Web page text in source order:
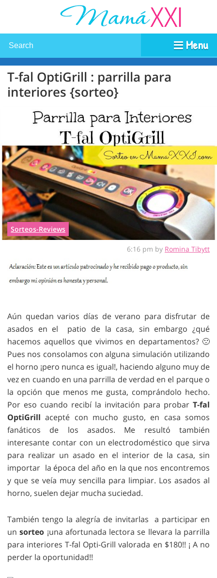
Menu
T-fal OptiGrill : parrilla para
interiores {sorteo}
Sorteos-Reviews
6:16 pm by Romina Tibytt
Aún quedan varios días de verano para disfrutar de
asados en el patio de la casa, sin embargo ¿qué
hacemos aquellos que vivimos en departamentos? 🙁
Pues nos consolamos con alguna simulación utilizando
el horno ¡pero nunca es igual!, haciendo alguno muy de
vez en cuando en una parrilla de verdad en el parque o
la opción que menos me gusta, comprándolo hecho.
Por eso cuando recibí la invitación para probar T-fal
OptiGrill acepté con mucho gusto, en casa somos
fanáticos de los asados. Me resultó también
interesante contar con un electrodoméstico que sirva
para realizar un asado en el interior de la casa, sin
importar la época del año en la que nos encontremos
y que se veía muy sencilla para limpiar. Los asados al
horno, suelen dejar mucha suciedad.
También tengo la alegría de invitarlas a participar en
unsorteo ¡una afortunada lectora se llevara la parrilla
para interiores T-fal Opti-Grill valorada en $180!! ¡ A no
perder la oportunidad!!